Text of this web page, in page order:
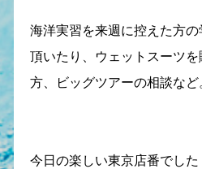
海洋実習を来週に控えた方
頂いたり、ウェットスーツ
方、ビッグツアーの相談など
今日の楽しい東京店番でした